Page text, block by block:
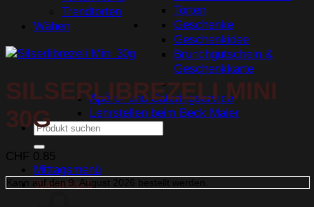
Torten
Geschenke
Geschenkidee
Brunchgutschein &
Geschenkkarte
Apéro- und Cateringservice
Lehrstellen beim Beck Maier
Suchen
Mittagsmenü
Warenkorb
Trendtorten
Wähen
SILSERLIBREZELI MINI
30G
CHF 0.85
Kann auf den9. August 2026 bestellt werden.